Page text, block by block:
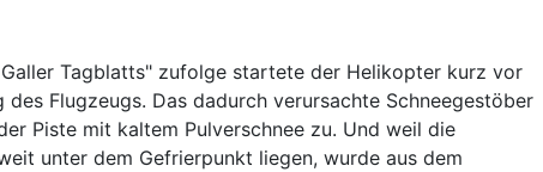
Tagblatts" zufolge startete der Helikopter kurz vor
des Flugzeugs. Das dadurch verursachte Schneegestöber
Piste mit kaltem Pulverschnee zu. Und weil die
unter dem Gefrierpunkt liegen, wurde aus dem